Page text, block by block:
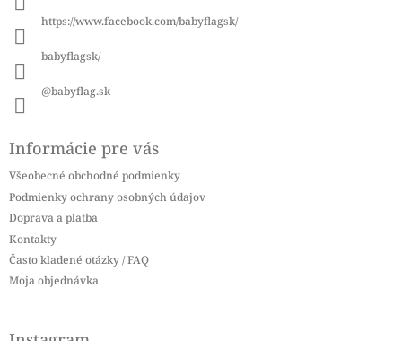
https://www.facebook.com/babyflagsk/
babyflagsk/
@babyflag.sk
Informácie pre vás
Všeobecné obchodné podmienky
Podmienky ochrany osobných údajov
Doprava a platba
Kontakty
Často kladené otázky / FAQ
Moja objednávka